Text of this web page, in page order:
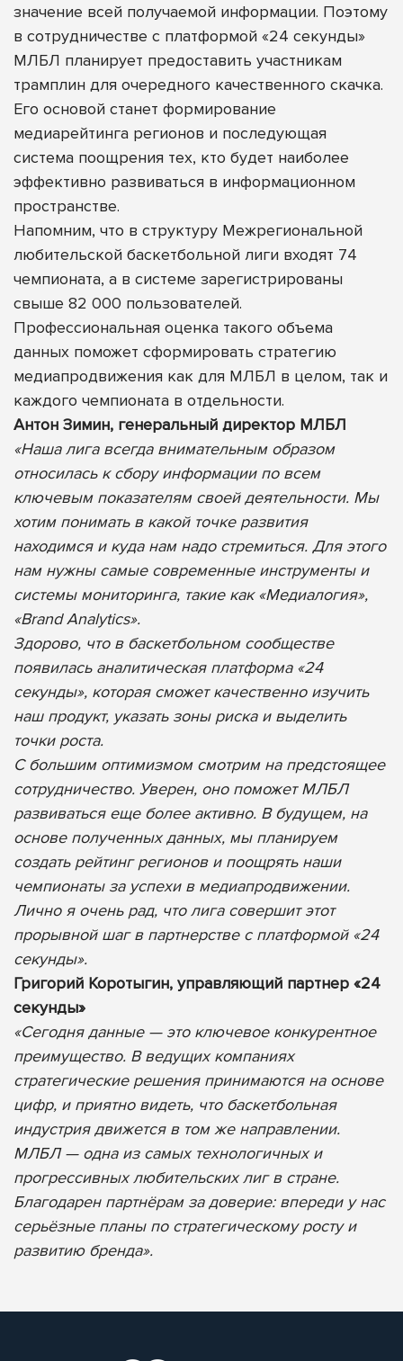
значение всей получаемой информации. Поэтому
в сотрудничестве с платформой «24 секунды»
МЛБЛ планирует предоставить участникам
трамплин для очередного качественного скачка.
Его основой станет формирование
медиарейтинга регионов и последующая
система поощрения тех, кто будет наиболее
эффективно развиваться в информационном
пространстве.
Напомним, что в структуру Межрегиональной
любительской баскетбольной лиги входят 74
чемпионата, а в системе зарегистрированы
свыше 82 000 пользователей.
Профессиональная оценка такого объема
данных поможет сформировать стратегию
медиапродвижения как для МЛБЛ в целом, так и
каждого чемпионата в отдельности.
Антон Зимин, генеральный директор МЛБЛ
«Наша лига всегда внимательным образом
относилась к сбору информации по всем
ключевым показателям своей деятельности. Мы
хотим понимать в какой точке развития
находимся и куда нам надо стремиться. Для этого
нам нужны самые современные инструменты и
системы мониторинга, такие как «Медиалогия»,
«Brand Analytics».
Здорово, что в баскетбольном сообществе
появилась аналитическая платформа «24
секунды», которая сможет качественно изучить
наш продукт, указать зоны риска и выделить
точки роста.
С большим оптимизмом смотрим на предстоящее
сотрудничество. Уверен, оно поможет МЛБЛ
развиваться еще более активно. В будущем, на
основе полученных данных, мы планируем
создать рейтинг регионов и поощрять наши
чемпионаты за успехи в медиапродвижении.
Лично я очень рад, что лига совершит этот
прорывной шаг в партнерстве с платформой «24
секунды».
Григорий Коротыгин, управляющий партнер «24
секунды»
«Сегодня данные — это ключевое конкурентное
преимущество. В ведущих компаниях
стратегические решения принимаются на основе
цифр, и приятно видеть, что баскетбольная
индустрия движется в том же направлении.
МЛБЛ — одна из самых технологичных и
прогрессивных любительских лиг в стране.
Благодарен партнёрам за доверие: впереди у нас
серьёзные планы по стратегическому росту и
развитию бренда».